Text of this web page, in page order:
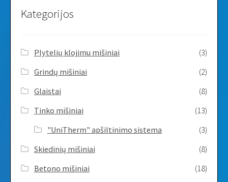
Kategorijos
Plytelių klojimu mišiniai
(3)
Grindų mišiniai
(2)
Glaistai
(8)
Tinko mišiniai
(13)
"UniTherm" apšiltinimo sistema
(3)
Skiedinių mišiniai
(8)
Betono mišiniai
(18)